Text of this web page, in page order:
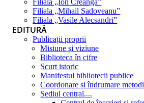
Filiala „Ion Creangă”
Filiala „Mihail Sadoveanu”
Filiala „Vasile Alecsandri”
EDITURĂ
Publicații proprii
Misiune şi viziune
Biblioteca în cifre
Scurt istoric
Manifestul bibliotecii publice
Coordonare și îndrumare
Sediul central